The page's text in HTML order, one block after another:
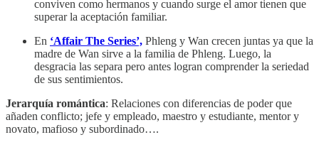
conviven como hermanos y cuando surge el amor tienen que
superar la aceptación familiar.
En ‘Affair The Series’, Phleng y Wan crecen juntas ya que la
madre de Wan sirve a la familia de Phleng. Luego, la
desgracia las separa pero antes logran comprender la seriedad
de sus sentimientos.
Jerarquía romántica: Relaciones con diferencias de poder que
añaden conflicto; jefe y empleado, maestro y estudiante, mentor y
novato, mafioso y subordinado….